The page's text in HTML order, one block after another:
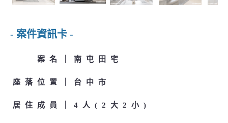
- 案件資訊卡 -
案名 南屯田宅
座落位置 台中市
居住成員 4人(2大2小)